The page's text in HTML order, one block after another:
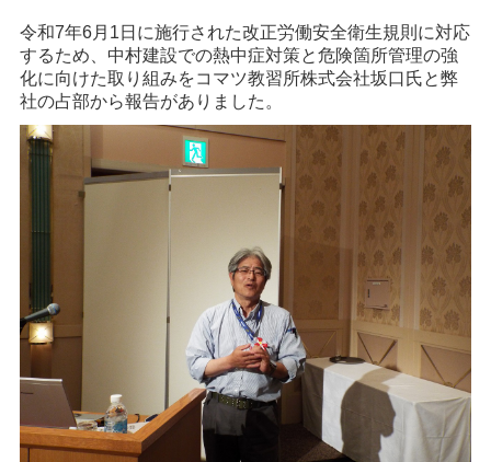
令和7年6月1日に施行された改正労働安全衛生規則に対応
するため、中村建設での熱中症対策と危険箇所管理の強
化に向けた取り組みをコマツ教習所株式会社坂口氏と弊
社の占部から報告がありました。